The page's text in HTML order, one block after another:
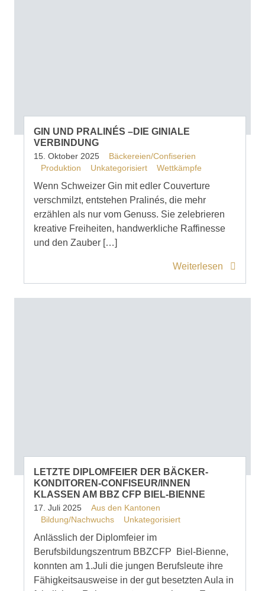
GIN UND PRALINÉS –DIE GINIALE
VERBINDUNG
15. Oktober 2025
Bäckereien/Confiserien
Produktion
Unkategorisiert Wettkämpfe
Wenn Schweizer Gin mit edler Couverture
verschmilzt, entstehen Pralinés, die mehr
erzählen als nur vom Genuss. Sie zelebrieren
kreative Freiheiten, handwerkliche Raffinesse
und den Zauber […]
Weiterlesen
LETZTE DIPLOMFEIER DER BÄCKER-
KONDITOREN-CONFISEUR/INNEN
KLASSEN AM BBZ CFP BIEL-BIENNE
17. Juli 2025
Aus den Kantonen
Bildung/Nachwuchs
Unkategorisiert
Anlässlich der Diplomfeier im
Berufsbildungszentrum BBZCFP Biel-Bienne,
konnten am 1.Juli die jungen Berufsleute ihre
Fähigkeitsausweise in der gut besetzten Aula in